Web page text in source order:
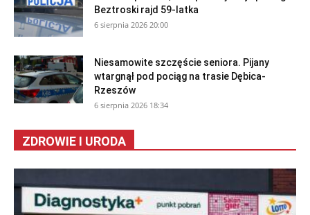
Beztroski rajd 59-latka
6 sierpnia 2026 20:00
Niesamowite szczęście seniora. Pijany
wtargnął pod pociąg na trasie Dębica-
Rzeszów
6 sierpnia 2026 18:34
ZDROWIE I URODA